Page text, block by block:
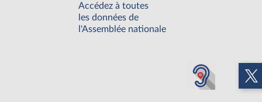
Accédez à toutes
les données de
l'Assemblée nationale